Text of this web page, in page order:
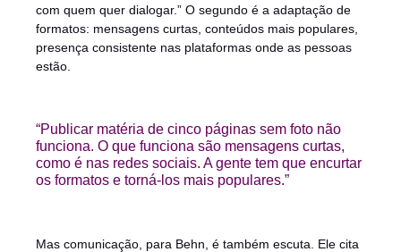
com quem quer dialogar.” O segundo é a adaptação de
formatos: mensagens curtas, conteúdos mais populares,
presença consistente nas plataformas onde as pessoas
estão.
“Publicar matéria de cinco páginas sem foto não
funciona. O que funciona são mensagens curtas,
como é nas redes sociais. A gente tem que encurtar
os formatos e torná-los mais populares.”
Mas comunicação, para Behn, é também escuta. Ele cita